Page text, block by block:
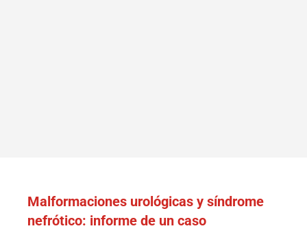
Malformaciones urológicas y síndrome
nefrótico: informe de un caso